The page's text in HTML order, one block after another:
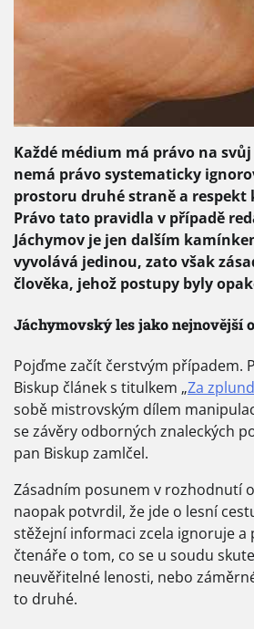
Každé médium má právo na
nemá právo systematicky
prostoru druhé straně a respekt
Právo tato pravidla v případě
Jáchymov je jen dalším
vyvolává jedinou, zato však
člověka, jehož postupy byly
Jáchymovský les jako nejnovější
Pojďme začít čerstvým případem.
Biskup článek s titulkem „Za
sobě mistrovským dílem
se závěry odborných znaleckých
pan Biskup zamlčel.
Zásadním posunem v rozhodnutí
naopak potvrdil, že jde o lesní
stěžejní informaci zcela ignoruje
čtenáře o tom, co se u soudu
neuvěřitelné lenosti, nebo
to druhé.